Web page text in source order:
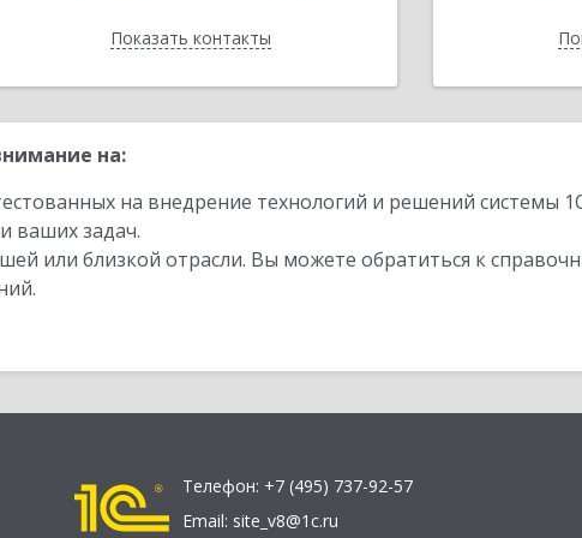
Показать контакты
Назад
на:
на внедрение технологий и решений системы
ваших задач.
или близкой отрасли. Вы можете обратиться к
Телефон: +7 (495) 737-92-57
Email: site_v8@1c.ru